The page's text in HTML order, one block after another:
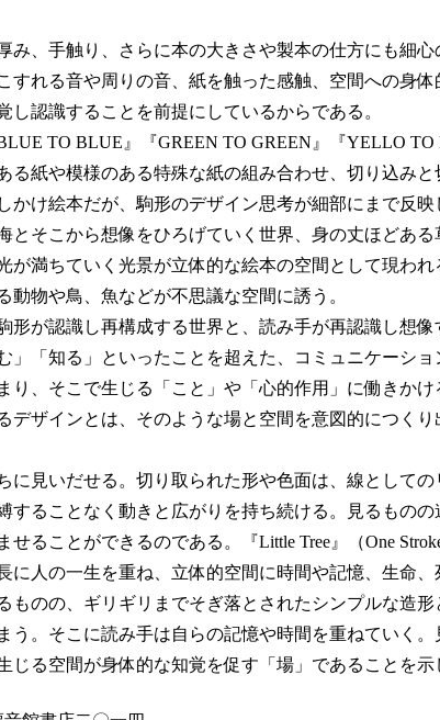
み、手触り、さらに本の大きさや製本の仕方にも細
すれる音や周りの音、紙を触った感触、空間への身体
し認識することを前提にしているからである。
TO BLUE』『GREEN TO GREEN』『YELLO
る紙や模様のある特殊な紙の組み合わせ、切り込み
かけ絵本だが、駒形のデザイン思考が細部にまで反映
とそこから想像をひろげていく世界、身の丈ほどある
が満ちていく光景が立体的な絵本の空間として現わ
動物や鳥、魚などが不思議な空間に誘う。
形が認識し再構成する世界と、読み手が再認識し想
」「知る」といったことを超えた、コミュニケーショ
り、そこで生じる「こと」や「心的作用」に働きか
デザインとは、そのような場と空間を意図的につく
に見いだせる。切り取られた形や色面は、線として
することなく動きと広がりを持ち続ける。見るものの
ることができるのである。『Little Tree』（One
に人の一生を重ね、立体的空間に時間や記憶、生命、
ものの、ギリギリまでそぎ落とされたシンプルな造
う。そこに読み手は自らの記憶や時間を重ねていく
じる空間が身体的な知覚を促す「場」であることを示